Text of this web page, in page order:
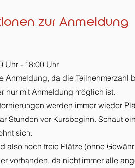
zur Anmeldung
Uhr - 18:00 Uhr
Anmeldung, da die Teilnehmerzahl
nur mit Anmeldung möglich ist.
werden immer wieder
Stunden vor Kursbeginn. Schaut
sich.
also noch freie Plätze (ohne
vorhanden, da nicht immer alle